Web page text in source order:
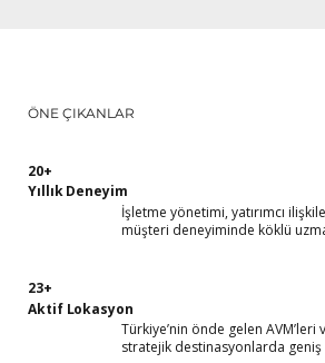
ÖNE ÇIKANLAR
20+
Yıllık Deneyim
İşletme yönetimi, yatırımcı
müşteri deneyiminde köklü
23+
Aktif Lokasyon
Türkiye’nin önde gelen AVM’leri
stratejik destinasyonlarda geniş